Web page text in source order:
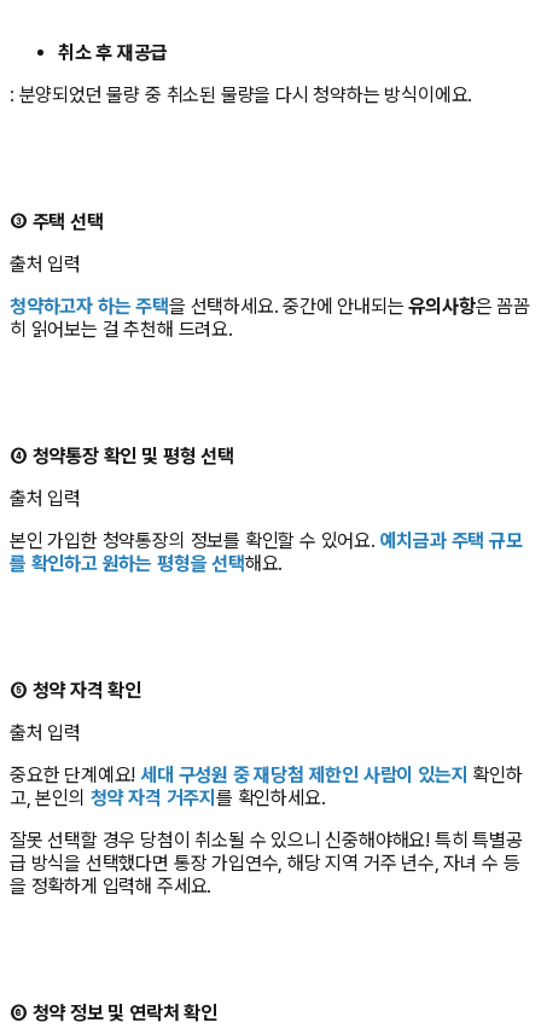
취소 후 재공급
: 분양되었던 물량 중 취소된 물량을 다시 청약하는 방식이에요.
③ 주택 선택
출처 입력
청약하고자 하는 주택을 선택하세요. 중간에 안내되는유의사항은 꼼꼼
히 읽어보는 걸 추천해 드려요.
④ 청약통장 확인 및 평형 선택
출처 입력
본인 가입한 청약통장의 정보를 확인할 수 있어요. 예치금과 주택 규모
를 확인하고 원하는 평형을 선택해요.
⑤ 청약 자격 확인
출처 입력
중요한 단계예요!세대 구성원 중 재당첨 제한인 사람이 있는지 확인하
고, 본인의 청약 자격 거주지 를 확인하세요.
잘못 선택할 경우 당첨이 취소될 수 있으니 신중해야해요! 특히 특별공
급 방식을 선택했다면 통장 가입연수, 해당 지역 거주 년수, 자녀 수 등
을 정확하게 입력해 주세요.
⑥ 청약 정보 및 연락처 확인